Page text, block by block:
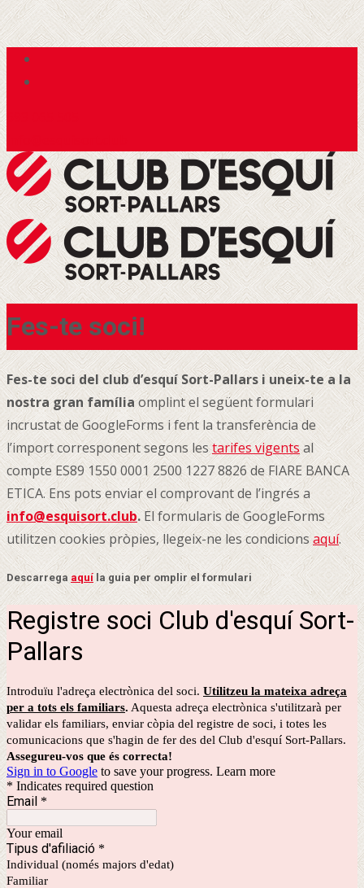
Fes-te soci!
Fes-te soci del club d’esquí Sort-Pallars i uneix-te a la
nostra gran famíliaomplint el següent formulari
incrustat de GoogleForms i fent la transferència de
l’import corresponent segons lestarifes vigentsal
compte ES89 1550 0001 2500 1227 8826 de FIARE BANCA
ETICA. Ens pots enviar el comprovant de l’ingrés a
info@esquisort.club.El formularis de GoogleForms
utilitzen cookies pròpies, llegeix-ne les condicionsaquí.
Descarrega aquí la guia per omplir el formulari